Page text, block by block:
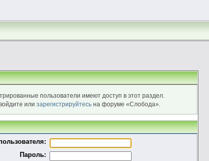
пользователи имеют доступ в этот раздел.
илизарегистрируйтесь на форуме «Слобода».
Пароль: